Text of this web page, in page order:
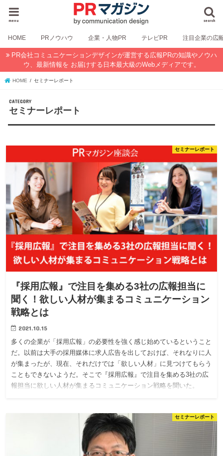
search
menu
HOME PRノウハウ 企業・人物PR テレビPR 注目企業の広
PR会社コミュニケーションデザインが運営する広報PRの知識やノウハ
ウ、最新情報を お届けする日本最大級のWebメディアです。
HOME セミナーレポート
セミナーレポート
セミナーレポート
『採用広報』で注目を集める3社の広報担当に
聞く！欲しい人材が集まるコミュニケーション
戦略とは
2021.10.15
多くの企業が「採用広報」の必要性を強く感じ始めているということ
だ。以前は大手の採用媒体に求人広告を出しておけば、それなりに人
が集まったが、現在、それだけでは「欲しい人材」に見つけてもらう
こともできないようだ。そこで『採用広報』で注目を集める3社の広
報担当に欲しい人材が集まるコミュニケーション戦略を聞いた。
セミナーレポート